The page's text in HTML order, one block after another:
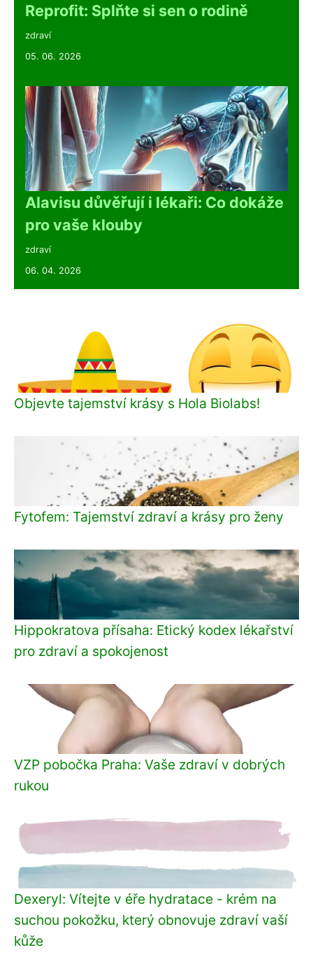
Reprofit: Splňte si sen o rodině
zdraví
05. 06. 2026
Alavisu důvěřují i lékaři: Co dokáže
pro vaše klouby
zdraví
06. 04. 2026
Objevte tajemství krásy s Hola Biolabs!
Fytofem: Tajemství zdraví a krásy pro ženy
Hippokratova přísaha: Etický kodex lékařství
pro zdraví a spokojenost
VZP pobočka Praha: Vaše zdraví v dobrých
rukou
Dexeryl: Vítejte v éře hydratace - krém na
suchou pokožku, který obnovuje zdraví vaší
kůže